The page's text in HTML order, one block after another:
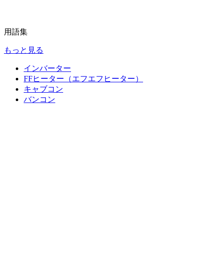
用語集
もっと見る
インバーター
FFヒーター（エフエフヒーター）
キャブコン
バンコン